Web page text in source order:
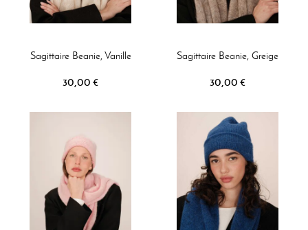
Sagittaire Beanie, Vanille
30,00 €
Sagittaire Beanie, Greige
30,00 €